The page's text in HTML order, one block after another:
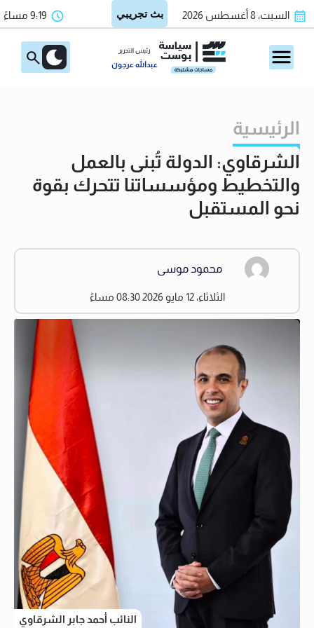
السبت، 8 أغسطس 2026 9:19 مساءً
رئيس التحرير
عبدالله عرجون
الرئيسية
الشرقاوي: الدولة تُبنى بالعمل
والتخطيط ومؤسساتنا تتحرك بقوة
نحو المستقبل
محمود موسى
الثلاثاء، 12 مايو 2026 08:30 مساءً
النائب أحمد جابر الشرقاوي